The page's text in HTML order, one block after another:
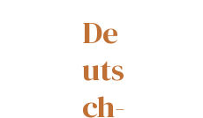
De
uts
ch-